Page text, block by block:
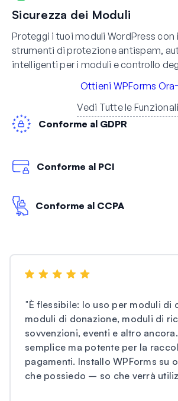
Sicurezza dei Moduli
Proteggi i tuoi moduli WordPress
strumenti di protezione antispam,
intelligenti per i moduli e controllo
Ottieni WPForms Ora
Vedi Tutte le
Conforme al GDPR
Conforme al PCI
Conforme al CCPA
"È flessibile: lo uso per moduli di
moduli di donazione, moduli di
sovvenzioni, eventi e altro
semplice ma potente per la
pagamenti. Installo WPForms su
che possiedo – so che verrà